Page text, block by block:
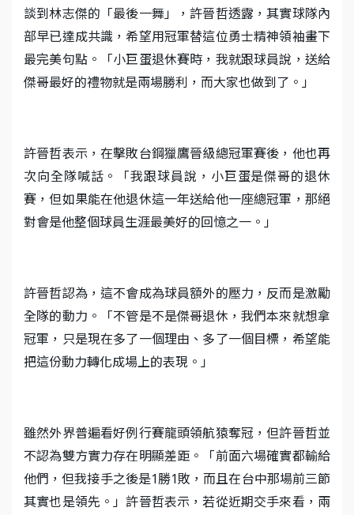
談到林志傑的「最後一舞」，許晉哲透露，其實球隊內
部早已達成共識，希望用冠軍替這位勇士精神領袖畫下
最完美句點。「小巨蛋退休賽時，我就跟球員說，送給
傑哥最好的禮物就是兩場勝利，而大家也做到了。」
許晉哲表示，在擊敗台鋼獵鷹晉級總冠軍賽後，他也再
次向全隊喊話。「我跟球員說，小巨蛋是傑哥的退休
賽，但如果能在他退休這一年送給他一座總冠軍，那絕
對會是他整個球員生涯最美好的回憶之一。」
許晉哲認為，這不會成為球員額外的壓力，反而是激勵
全隊的動力。「不管是不是傑哥退休，我們本來就想拿
冠軍，只是現在多了一個理由、多了一個目標，希望能
把這份動力轉化成場上的表現。」
雖然外界普遍看好例行賽龍頭領航猿奪冠，但許晉哲並
不認為雙方實力存在明顯差距。「前面六場確實都輸給
他們，但我接手之後是1勝1敗，而且在台中那場前三節
其實也是領先。」許晉哲表示，若從近期交手來看，兩